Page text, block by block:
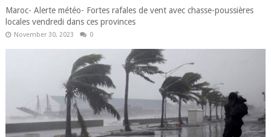
Maroc- Alerte météo- Fortes rafales de vent avec chasse-poussières
locales vendredi dans ces provinces
November 30, 2023 0